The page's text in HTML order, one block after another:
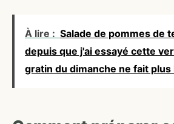
À lire : Salade de pommes de
depuis que j'ai essayé cette
gratin du dimanche ne fait plus